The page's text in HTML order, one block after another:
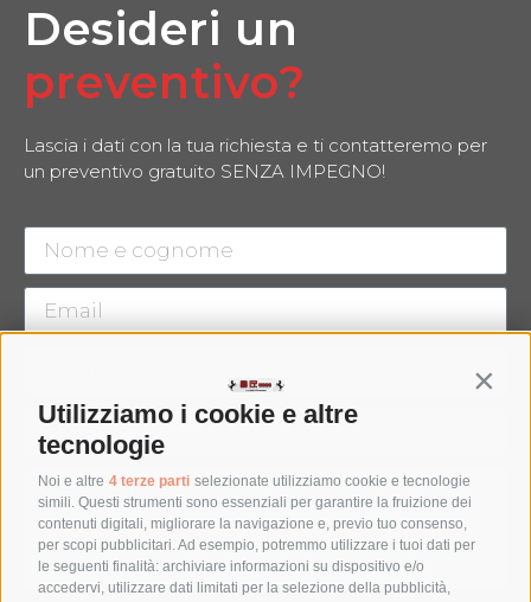
Utilizziamo i cookie e altre
tecnologie
Noi e altre 4 terze parti selezionate utilizziamo cookie e tecnologie
simili. Questi strumenti sono essenziali per garantire la fruizione dei
contenuti digitali, migliorare la navigazione e, previo tuo consenso,
per scopi pubblicitari. Ad esempio, potremmo utilizzare i tuoi dati per
le seguenti finalità: archiviare informazioni su dispositivo e/o
accedervi, utilizzare dati limitati per la selezione della pubblicità,
Desideri un
preventivo?
Lascia i dati con la tua richiesta e ti contatteremo per
un preventivo gratuito SENZA IMPEGNO!